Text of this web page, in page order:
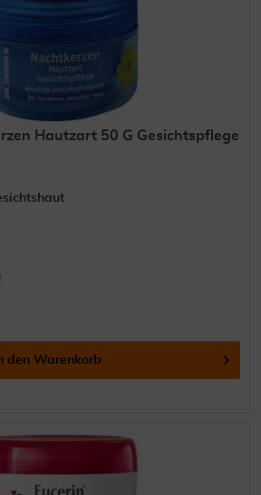
Hautzart 50 G Gesichtspflege
den Warenkorb